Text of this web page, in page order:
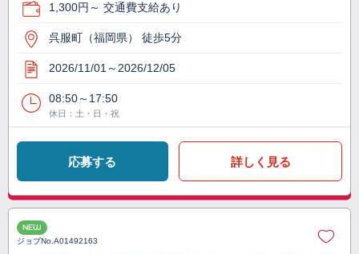
1,300円～ 交通費支給あり
呉服町（福岡県） 徒歩5分
2026/11/01～2026/12/05
08:50～17:50
休日：土・日・祝
応募する 詳しく見る
NEW
ジョブNo.A01492163